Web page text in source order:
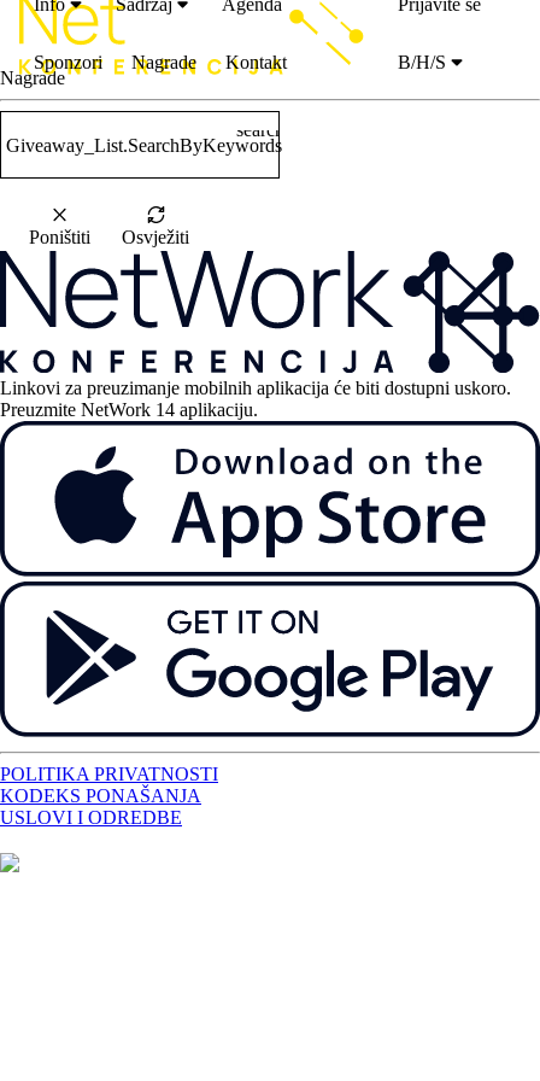
Info Sadržaj Agenda
Sponzori Nagrade Kontakt
Prijavite se
B/H/S
Nagrade
Giveaway_List.SearchByKeywords
search
Poništiti Osvježiti
Linkovi za preuzimanje mobilnih aplikacija će biti dostupni uskoro.
Preuzmite NetWork 14 aplikaciju.
POLITIKA PRIVATNOSTI
KODEKS PONAŠANJA
USLOVI I ODREDBE